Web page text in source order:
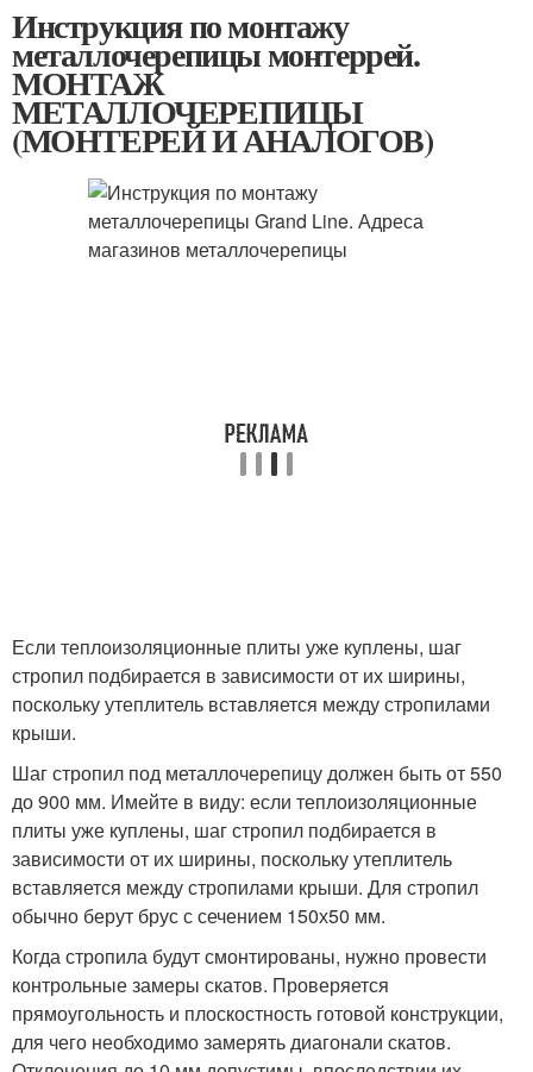
Инструкция по монтажу
металлочерепицы монтеррей.
МОНТАЖ
МЕТАЛЛОЧЕРЕПИЦЫ
(МОНТЕРЕЙ И АНАЛОГОВ)
Если теплоизоляционные плиты уже куплены, шаг
стропил подбирается в зависимости от их ширины,
поскольку утеплитель вставляется между стропилами
крыши.
Шаг стропил под металлочерепицу должен быть от 550
до 900 мм. Имейте в виду: если теплоизоляционные
плиты уже куплены, шаг стропил подбирается в
зависимости от их ширины, поскольку утеплитель
вставляется между стропилами крыши. Для стропил
обычно берут брус с сечением 150х50 мм.
Когда стропила будут смонтированы, нужно провести
контрольные замеры скатов. Проверяется
прямоугольность и плоскостность готовой конструкции,
для чего необходимо замерять диагонали скатов.